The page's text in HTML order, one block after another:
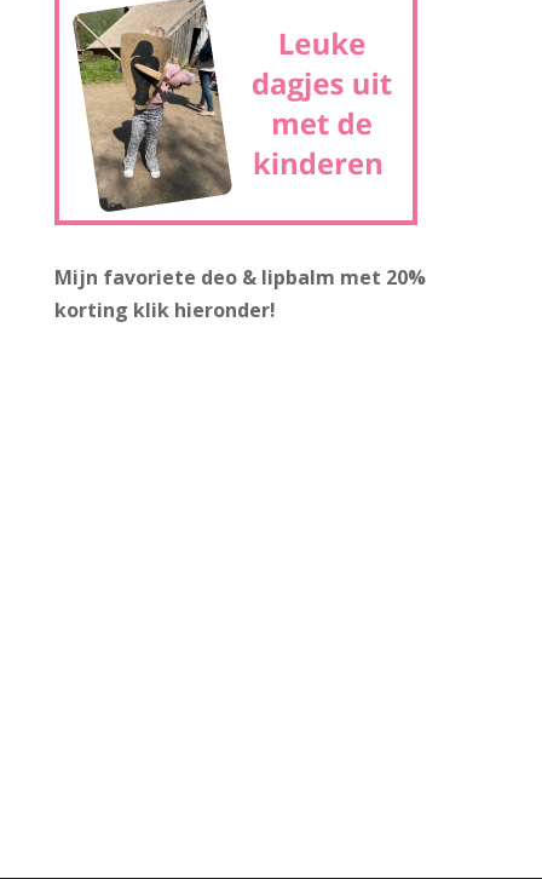
Mijn favoriete deo & lipbalm met 20%
korting klik hieronder!